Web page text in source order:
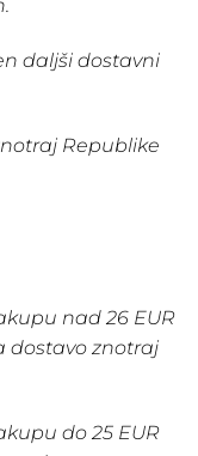
daljši dostavni
Republike
nad 26 EUR
dostavo znotraj
do 25 EUR